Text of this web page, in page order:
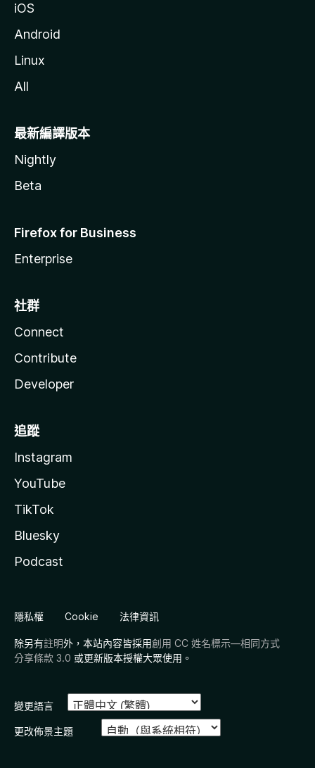
iOS
Android
Linux
All
最新編譯版本
Nightly
Beta
Firefox for Business
Enterprise
社群
Connect
Contribute
Developer
追蹤
Instagram
YouTube
TikTok
Bluesky
Podcast
隱私權 Cookie 法律資訊
除另有註明外，本站內容皆採用創用 CC 姓名標示—相同方式
分享條款 3.0 或更新版本授權大眾使用。
變更語言
更改佈景主題